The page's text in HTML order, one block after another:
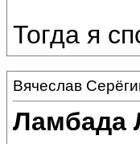
Тогда я
Вячеслав
Ламбада